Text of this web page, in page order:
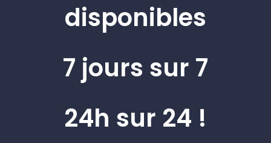
disponibles
7 jours sur 7
24h sur 24 !